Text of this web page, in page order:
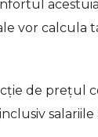
vor calcula
de prețul